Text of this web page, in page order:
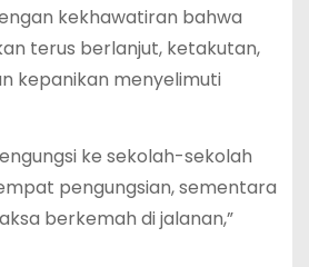
kekhawatiran bahwa
terus berlanjut, ketakutan,
kepanikan menyelimuti
ke sekolah-sekolah
pengungsian, sementara
berkemah di jalanan,”